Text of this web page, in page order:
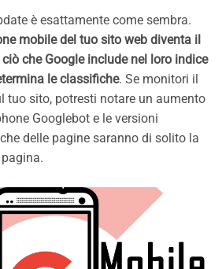
è esattamente come sembra.
mobile del tuo sito web diventa il
che Google include nel loro indice
le classifiche. Se monitori il
tuo sito, potresti notare un aumento
Googlebot e le versioni
delle pagine saranno di solito la